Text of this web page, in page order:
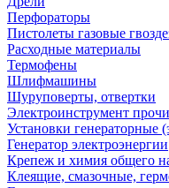
Перфораторы
Пистолеты газовые
Расходные материалы
Термофены
Шлифмашины
Шуруповерты, отвертки
Электроинструмент
Установки генераторные
Генератор электроэнергии
Крепеж и химия общего
Клеящие, смазочные,